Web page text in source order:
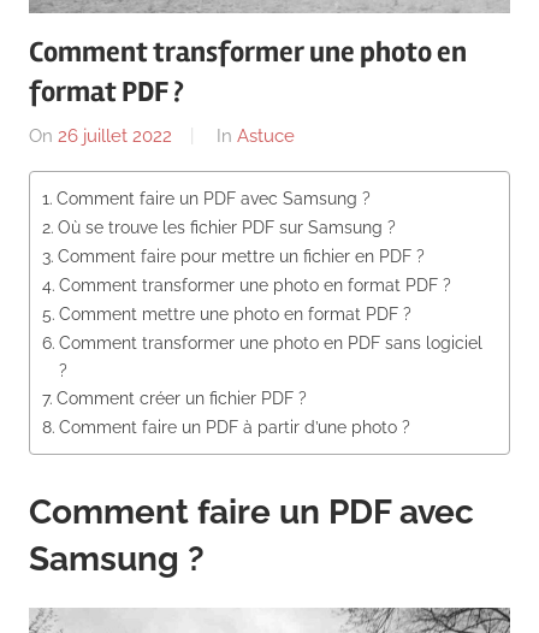
News
Comment transformer une photo en
format PDF ?
On 26 juillet 2022 By
In Astuce
Comment faire un PDF avec Samsung ?
Où se trouve les fichier PDF sur Samsung ?
Comment faire pour mettre un fichier en PDF ?
Comment transformer une photo en format PDF ?
Comment mettre une photo en format PDF ?
Comment transformer une photo en PDF sans logiciel
?
Comment créer un fichier PDF ?
Comment faire un PDF à partir d’une photo ?
Comment faire un PDF avec
Samsung ?